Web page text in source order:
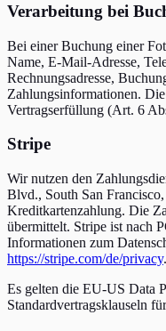
Verarbeitung bei
Bei einer Buchung einer
Name, E-Mail-Adresse,
Rechnungsadresse,
Zahlungsinformationen.
Vertragserfüllung (Art. 6
Stripe
Wir nutzen den
Blvd., South San
Kreditkartenzahlung. Die
übermittelt. Stripe ist nach
Informationen zum
https://stripe.com/de/privacy.
Es gelten die EU-US Data
Standardvertragsklauseln